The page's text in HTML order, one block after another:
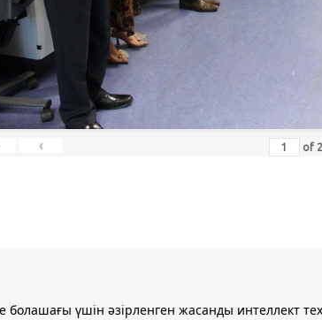
‹ of 2
болашағы үшін әзірленген жасанды интеллект